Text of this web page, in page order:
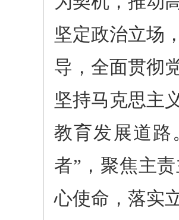
坚定政治立场
导，全面贯彻
坚持马克思主
教育发展道路
者”，聚焦主
心使命，落实